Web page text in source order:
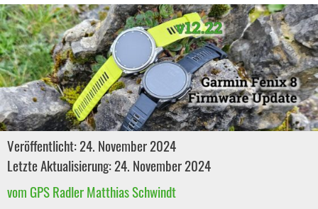
Veröffentlicht: 24. November 2024
Letzte Aktualisierung: 24. November 2024
vom GPS Radler Matthias Schwindt